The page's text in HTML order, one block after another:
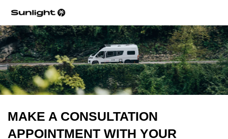
MAKE A CONSULTATION
APPOINTMENT WITH YOUR